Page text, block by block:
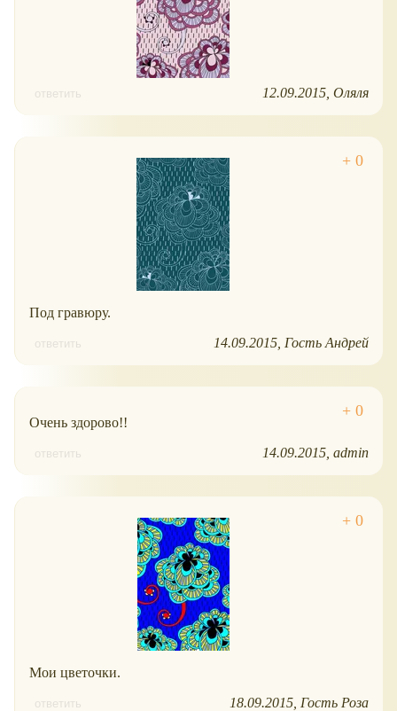
ответить 12.09.2015 Оляля
Под гравюру.
ответить 14.09.2015 Гость Андрей
Очень здорово!!
ответить 14.09.2015 admin
Мои цветочки.
ответить 18.09.2015 Гость Роза